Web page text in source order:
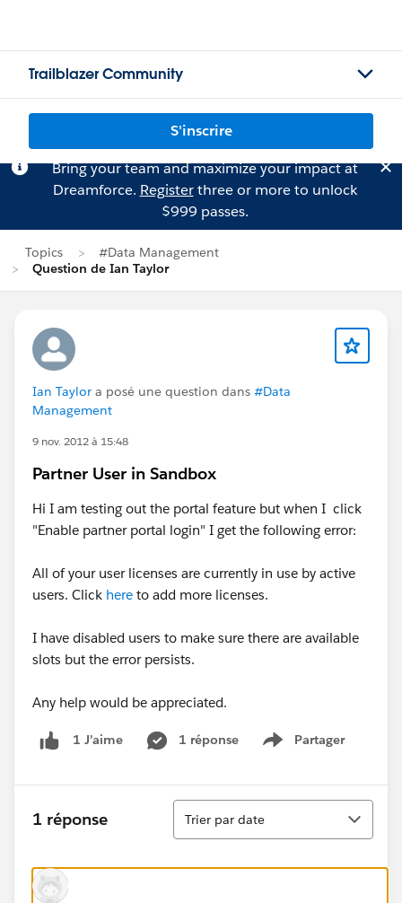
Trailblazer Community
S'inscrire
Bring your team and maximize your impact at
Dreamforce. Registerthree or more to unlock
$999 passes.
Topics
#Data Management
Question de Ian Taylor
Ian Taylor a posé une question dans #Data
Management
9 nov. 2012 à 15:48
Partner User in Sandbox
Hi I am testing out the portal feature but when I click
"Enable partner portal login" I get the following error:
All of your user licenses are currently in use by active
users. Click here to add more licenses.
I have disabled users to make sure there are available
slots but the error persists.
Any help would be appreciated.
1 J’aime 1 réponse Partager
Show menu
1 réponse
Tri
Trier par date